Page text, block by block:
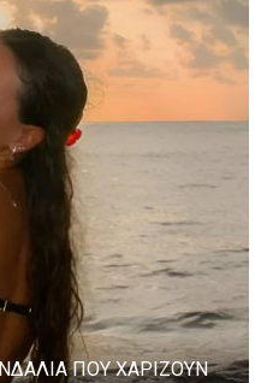
ΠΟΥ ΧΑΡΙΖΟΥΝ